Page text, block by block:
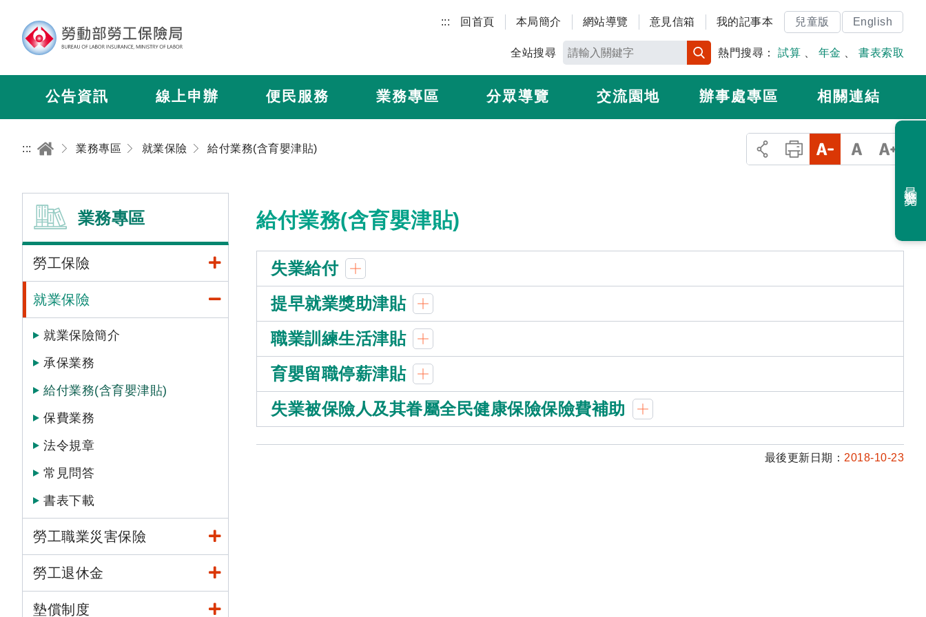
::: 回首頁 本局簡介 網站導覽 意見信箱 我的記事本 兒童版 English
全站搜尋 熱門搜尋： 試算 年金 書表索取
公告資訊 線上申辦 便民服務 業務專區 分眾導覽 交流園地 辦事處專區 相關連結
::: 業務專區 就業保險 給付業務(含育嬰津貼)
業務專區
勞工保險
就業保險
就業保險簡介
承保業務
給付業務(含育嬰津貼)
保費業務
法令規章
常見問答
書表下載
勞工職業災害保險
勞工退休金
墊償制度
給付業務(含育嬰津貼)
失業給付
提早就業獎助津貼
職業訓練生活津貼
育嬰留職停薪津貼
失業被保險人及其眷屬全民健康保險保險費補助
最後更新日期： 2018-10-23